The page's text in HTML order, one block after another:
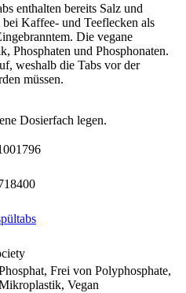
enthalten bereits Salz und
Kaffee- und Teeflecken als
Die vegane
Phosphaten und Phosphonaten.
weshalb die Tabs vor der
müssen.
Dosierfach legen.
Frei von Polyphosphate,
Vegan